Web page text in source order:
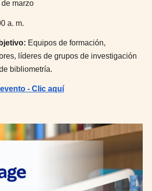
de marzo
a. m.
Equipos de formación,
líderes de grupos de investigación
bibliometría.
- Clic aquí